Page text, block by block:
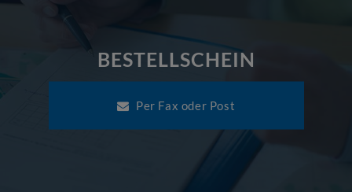
BESTELLSCHEIN
Per Fax oder Post